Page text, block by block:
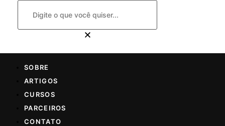
SOBRE
ARTIGOS
CURSOS
PARCEIROS
CONTATO